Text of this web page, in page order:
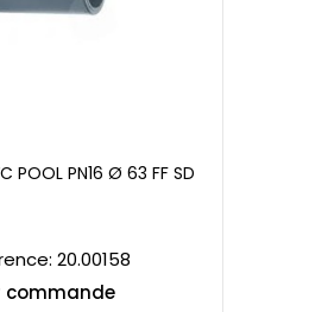
POOL PN16 Ø 63 FF SD
20.00158
commande